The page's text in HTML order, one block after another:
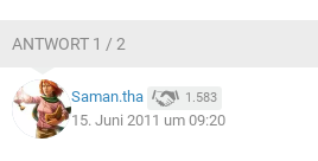
ANTWORT 1 / 2
Saman.tha 1.583
15. Juni 2011 um 09:20